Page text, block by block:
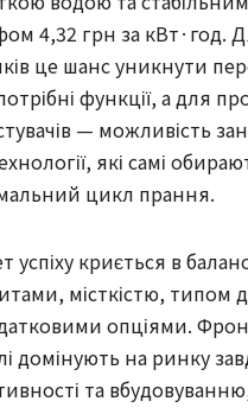
4,32 грн за кВт·год.
це шанс уникнути
функції, а для
— можливість
які самі
цикл прання.
успіху криється в
місткістю, типом
опціями.
домінують на ринку
та